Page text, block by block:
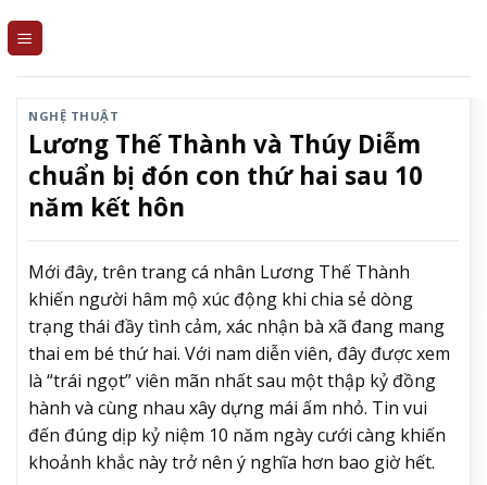
NGHỆ THUẬT
Lương Thế Thành và Thúy Diễm
chuẩn bị đón con thứ hai sau 10
năm kết hôn
Mới đây, trên trang cá nhân Lương Thế Thành
khiến người hâm mộ xúc động khi chia sẻ dòng
trạng thái đầy tình cảm, xác nhận bà xã đang mang
thai em bé thứ hai. Với nam diễn viên, đây được xem
là “trái ngọt” viên mãn nhất sau một thập kỷ đồng
hành và cùng nhau xây dựng mái ấm nhỏ. Tin vui
đến đúng dịp kỷ niệm 10 năm ngày cưới càng khiến
khoảnh khắc này trở nên ý nghĩa hơn bao giờ hết.